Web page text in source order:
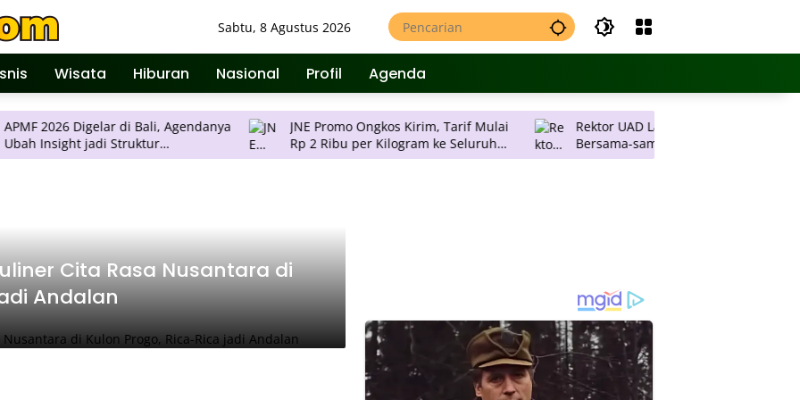
Sabtu, 8 Agustus 2026
Wisata Hiburan Nasional Profil Agenda
Digelar di Bali, Agendanya
Keputusan
JNE Promo Ongkos Kirim, Tarif Mulai
Rp 2 Ribu per Kilogram ke Seluruh
Pulau Jawa
Rektor UAD Lantik 11 Dekan, Ajak
Bersama-sama Sukseskan Rencana
Strategis Universitas
Cita Rasa Nusantara di
Andalan